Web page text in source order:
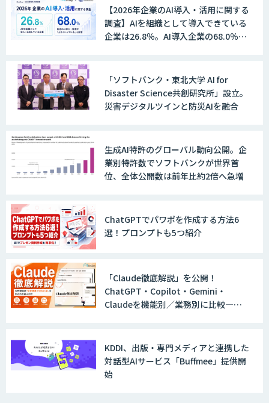
データサイエンス学科
AI/DX顧問サービス
【2026年企業のAI導入・活用に関する
調査】AIを組織として導入できている
企業は26.8％。AI導入企業の68.0％
「ソフトバンク・東北大学 AI for
Disaster Science共創研究所」設立。
災害デジタルツインと防災AIを融合
生成AI特許のグローバル動向公開。企
業別特許数でソフトバンクが世界首
位、全体公開数は前年比約2倍へ急増
ChatGPTでパワポを作成する方法6
選！プロンプトも5つ紹介
「Claude徹底解説」を公開！
ChatGPT・Copilot・Gemini・
Claudeを機能別／業務別に比較―自
KDDI、出版・専門メディアと連携した
対話型AIサービス「Buffmee」提供開
始